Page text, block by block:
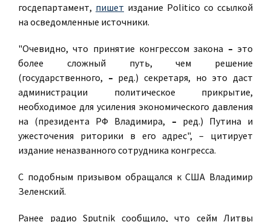
госдепартамент, пишет издание Politico со ссылкой
на осведомленные источники.
"Очевидно, что принятие конгрессом закона – это
более сложный путь, чем решение
(государственного, – ред.) секретаря, но это даст
администрации политическое прикрытие,
необходимое для усиления экономического давления
на (президента РФ Владимира, – ред.) Путина и
ужесточения риторики в его адрес", – цитирует
издание неназванного сотрудника конгресса.
С подобным призывом обращался к США Владимир
Зеленский.
Ранее радио Sputnik сообщило, что сейм Литвы